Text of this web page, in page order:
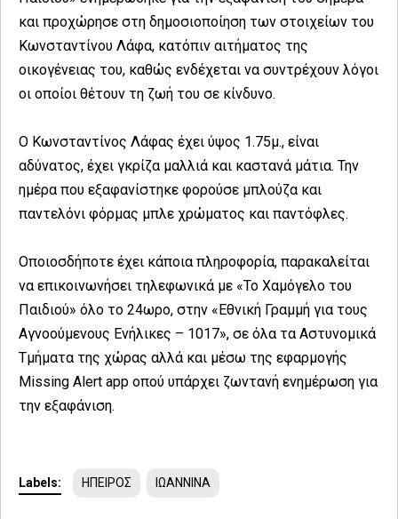
και προχώρησε στη δημοσιοποίηση των στοιχείων του
Κωνσταντίνου Λάφα, κατόπιν αιτήματος της
οικογένειας του, καθώς ενδέχεται να συντρέχουν λόγοι
οι οποίοι θέτουν τη ζωή του σε κίνδυνο.
Ο Κωνσταντίνος Λάφας έχει ύψος 1.75μ., είναι
αδύνατος, έχει γκρίζα μαλλιά και καστανά μάτια. Την
ημέρα που εξαφανίστηκε φορούσε μπλούζα και
παντελόνι φόρμας μπλε χρώματος και παντόφλες.
Οποιοσδήποτε έχει κάποια πληροφορία, παρακαλείται
να επικοινωνήσει τηλεφωνικά με «Το Χαμόγελο του
Παιδιού» όλο το 24ωρο, στην «Εθνική Γραμμή για τους
Αγνοούμενους Ενήλικες – 1017», σε όλα τα Αστυνομικά
Τμήματα της χώρας αλλά και μέσω της εφαρμογής
Missing Alert app οπού υπάρχει ζωντανή ενημέρωση για
την εξαφάνιση.
Labels: ΗΠΕΙΡΟΣ ΙΩΑΝΝΙΝΑ